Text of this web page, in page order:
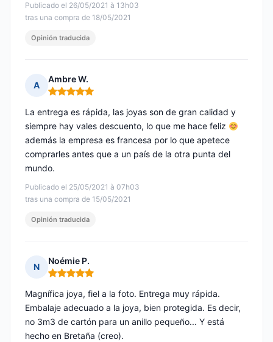
Publicado el 26/05/2021 à 13h03
tras una compra de 18/05/2021
Opinión traducida
A
Ambre W.
Nota: 5 de 5
Publicado el 25/05/2021 à 07h03
tras una compra de 15/05/2021
La entrega es rápida, las joyas son de gran calidad y
siempre hay vales descuento, lo que me hace feliz
además la empresa es francesa por lo que apetece
comprarles antes que a un país de la otra punta del
mundo.
Opinión traducida
N
Noémie P.
Nota: 5 de 5
Magnífica joya, fiel a la foto. Entrega muy rápida.
Embalaje adecuado a la joya, bien protegida. Es decir,
no 3m3 de cartón para un anillo pequeño... Y está
hecho en Bretaña (creo).